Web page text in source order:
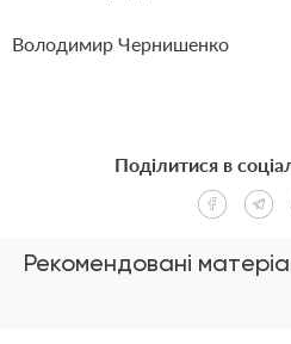
Володимир Чернишенко
Рекомендовані
Поділитися в